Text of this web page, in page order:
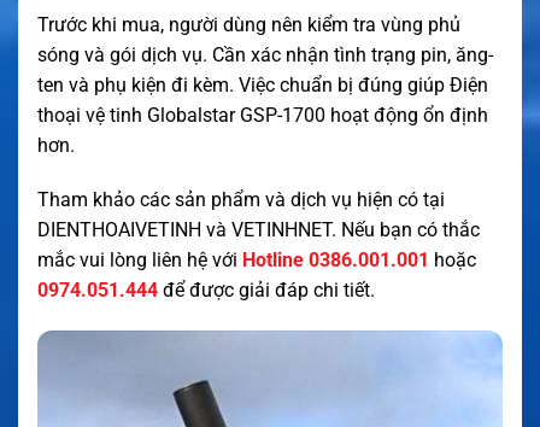
Trước khi mua, người dùng nên kiểm tra vùng phủ
sóng và gói dịch vụ. Cần xác nhận tình trạng pin, ăng-
ten và phụ kiện đi kèm. Việc chuẩn bị đúng giúp Điện
thoại vệ tinh Globalstar GSP-1700 hoạt động ổn định
hơn.
Tham khảo các sản phẩm và dịch vụ hiện có tại
DIENTHOAIVETINH và VETINHNET. Nếu bạn có thắc
mắc vui lòng liên hệ với Hotline 0386.001.001 hoặc
0974.051.444 để được giải đáp chi tiết.